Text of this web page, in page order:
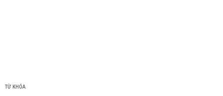
TỪ KHÓA